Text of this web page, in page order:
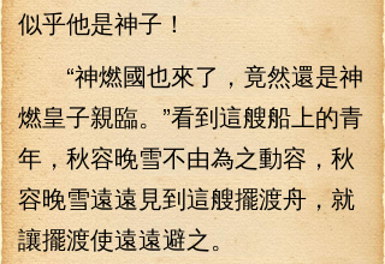
似乎他是神子！
“神燃國也來了，竟然還是神
燃皇子親臨。”看到這艘船上的青
年，秋容晚雪不由為之動容，秋
容晚雪遠遠見到這艘擺渡舟，就
讓擺渡使遠遠避之。